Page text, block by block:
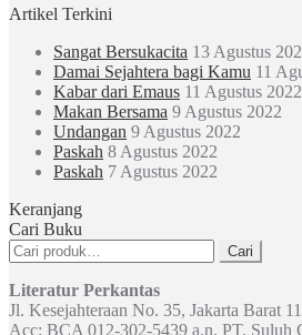
Artikel Terkini
Sangat Bersukacita 13 Agustus
Damai Sejahtera bagi Kamu 11
Kabar dari Emaus 11 Agustus 2022
Makan Bersama 9 Agustus 2022
Undangan 9 Agustus 2022
Paskah 8 Agustus 2022
Paskah 7 Agustus 2022
Keranjang
Cari Buku
Pencarian
untuk:
Cari
Literatur Perkantas
Jl. Kesejahteraan No. 35, Jakarta Barat
Acc: BCA 012-302-5439 a.n. PT. Suluh